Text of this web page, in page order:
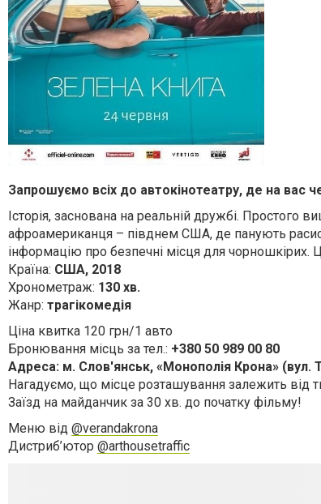
Запрошуємо всіх до автокінотеатру, де на вас
Історія, заснована на реальній дружбі. Простого
афроамериканця – півднем США, де панують
інформацію про безпечні місця для чорношкірих.
Країна: США, 2018
Хронометраж: 130 хв.
Жанр: трагікомедія
Ціна квитка 120 грн/1 авто
Бронювання місць за тел.: +380 50 989 00 80
Адреса: м. Слов'янськ, «Монополія Крона» (вул.
Нагадуємо, що місце розташування залежить від
Заїзд на майданчик за 30 хв. до початку фільму!
Меню від @verandakrona
Дистриб’ютор @arthousetraffic